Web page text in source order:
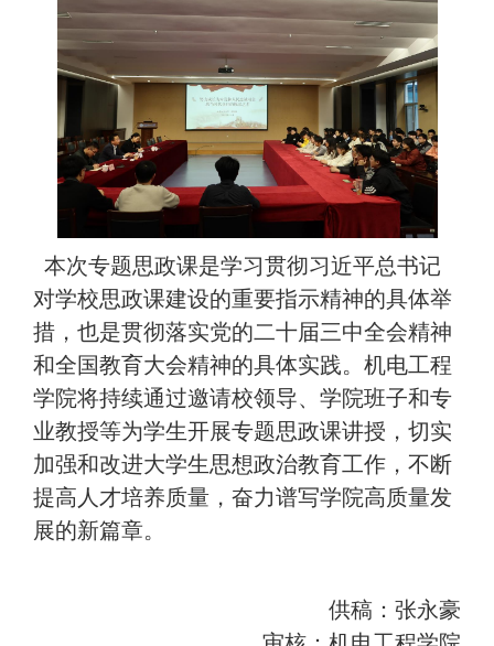
本次专题思政课是学习贯彻习近平总书记
对学校思政课建设的重要指示精神的具体举
措，也是贯彻落实党的二十届三中全会精神
和全国教育大会精神的具体实践。机电工程
学院将持续通过邀请校领导、学院班子和专
业教授等为学生开展专题思政课讲授，切实
加强和改进大学生思想政治教育工作，不断
提高人才培养质量，奋力谱写学院高质量发
展的新篇章。
供稿：张永豪